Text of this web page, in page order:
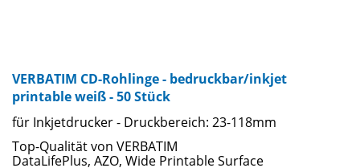
VERBATIM CD-Rohlinge - bedruckbar/inkjet
printable weiß - 50 Stück
für Inkjetdrucker - Druckbereich: 23-118mm
Top-Qualität von VERBATIM
DataLifePlus, AZO, Wide Printable Surface